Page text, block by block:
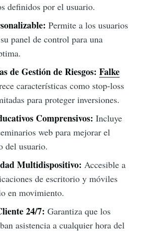
definidos por el usuario.
Permite a los usuarios
panel de control para una
de Gestión de Riesgos: Falke
características como stop-loss
para proteger inversiones.
Comprensivos: Incluye
web para mejorar el
del usuario.
Multidispositivo: Accesible a
de escritorio y móviles
en movimiento.
24/7: Garantiza que los
asistencia a cualquier hora del